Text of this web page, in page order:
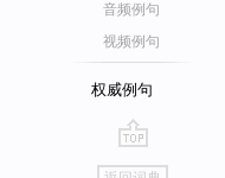
音频例句
视频例句
权威例句
go